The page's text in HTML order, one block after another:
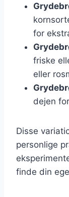
for
friske
eller
dejen
Disse
personlige
finde din